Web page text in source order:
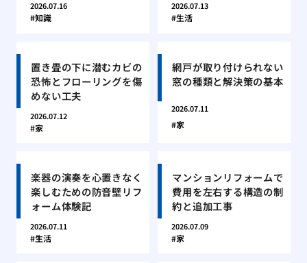
2026.07.16
知識
2026.07.13
生活
置き畳の下に潜むカビの
恐怖とフローリングを傷
めない工夫
2026.07.12
家
網戸が取り付けられない
窓の種類と解決策の基本
2026.07.11
家
楽器の演奏を心置きなく
楽しむための防音壁リフ
ォーム体験記
2026.07.11
生活
マンションリフォームで
費用を左右する構造の制
約と追加工事
2026.07.09
家